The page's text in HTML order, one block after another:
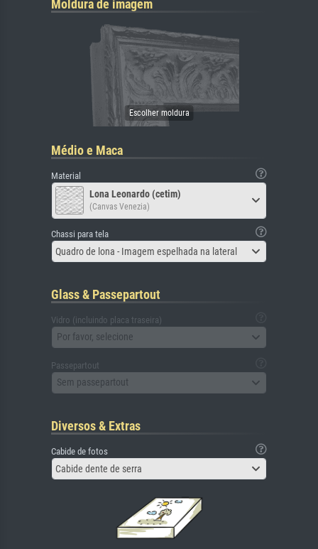
Moldura de imagem
Médio e Maca
Material
Lona Leonardo (cetim)
(Canvas Venezia)
Chassi para tela
Quadro de lona - Imagem espelhada na lateral
Glass & Passepartout
Vidro (incluindo placa traseira)
Por favor, selecione
Passepartout
Sem passepartout
Diversos & Extras
Cabide de fotos
Cabide dente de serra